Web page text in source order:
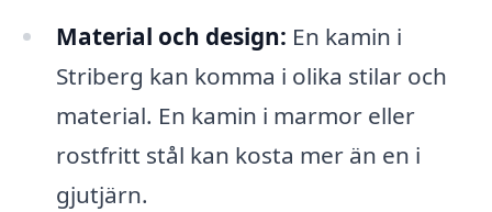
Material och design: En kamin i
Striberg kan komma i olika stilar och
material. En kamin i marmor eller
rostfritt stål kan kosta mer än en i
gjutjärn.